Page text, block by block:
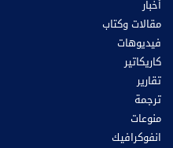
أخبار
مقالات وكتاب
فيديوهات
كاريكاتير
تقارير
ترجمة
منوعات
انفوكرافيك